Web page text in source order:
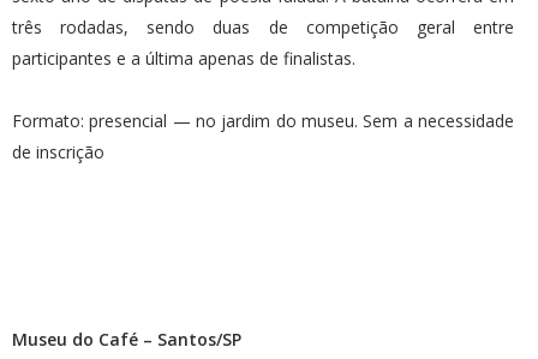
três rodadas, sendo duas de competição geral entre
participantes e a última apenas de finalistas.
Formato: presencial — no jardim do museu. Sem a necessidade
de inscrição
Museu do Café – Santos/SP